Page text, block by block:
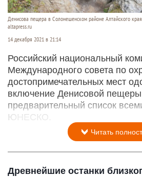
Денисова пещера в Солонешенском районе Алтайского края
altapress.ru
14 декабря 2021 в 21:14
Российский национальный
Международного совета по
достопримечательных мест
включение Денисовой
предварительный список
ЮНЕСКО.
Читать
Древнейшие останки